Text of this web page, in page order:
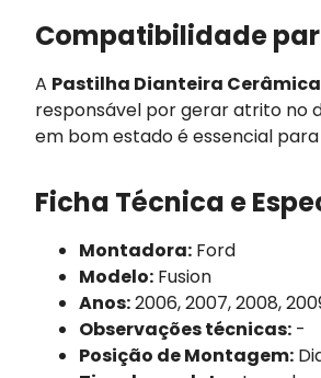
Compatibilidade
A Pastilha Dianteira Cerâmica
responsável por gerar atrito no
em bom estado é essencial
Ficha Técnica e
Montadora: Ford
Modelo: Fusion
Anos:2006, 2007, 2008,
Observações técnicas: -
Posição de Montagem: